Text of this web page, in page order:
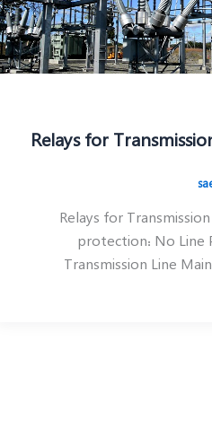
Relays for
Relays for
protection: No Line
Transmission Line